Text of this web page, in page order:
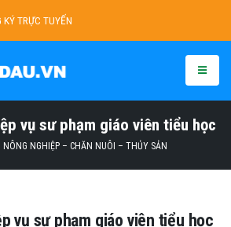
TRỰC TUYẾN
vụ sư phạm giáo viên tiểu học
NÔNG NGHIỆP – CHĂN NUÔI – THỦY SẢN
vụ sư phạm giáo viên tiểu học